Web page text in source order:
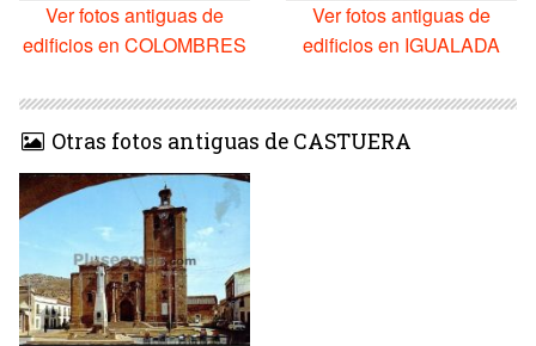
Ver fotos antiguas de
edificios en COLOMBRES
Ver fotos antiguas de
edificios en IGUALADA
Otras fotos antiguas de CASTUERA